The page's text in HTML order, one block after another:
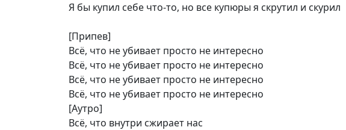
Я бы купил себе что-то, но все купюры я скрутил и скурил
[Припев]
Всё, что не убивает просто не интересно
Всё, что не убивает просто не интересно
Всё, что не убивает просто не интересно
Всё, что не убивает просто не интересно
[Аутро]
Всё, что внутри сжирает нас